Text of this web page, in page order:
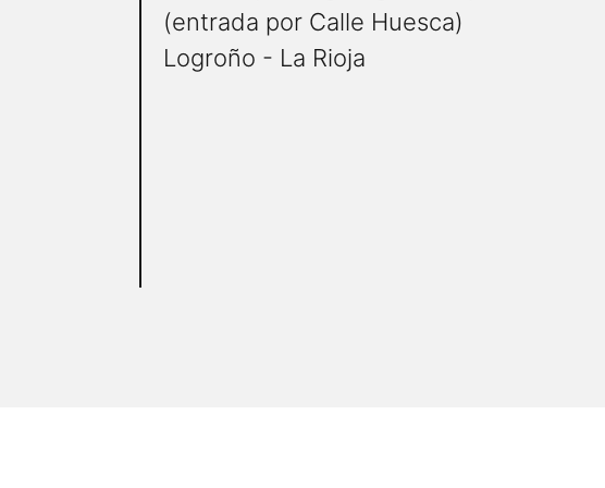
(entrada por Calle Huesca)
Logroño - La Rioja